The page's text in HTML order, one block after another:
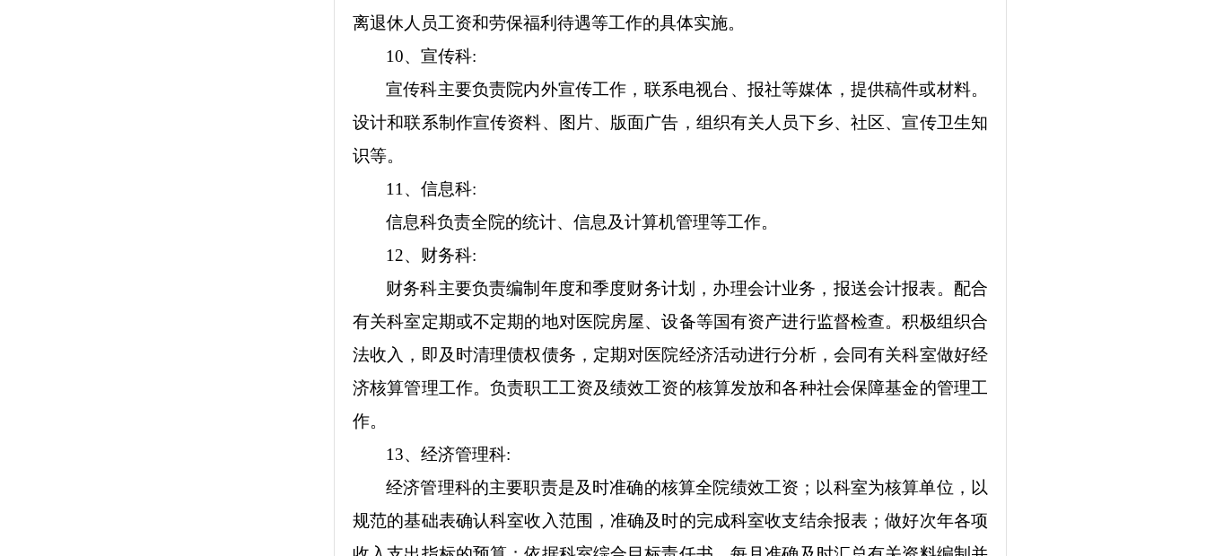
离退休人员工资和劳保福利待遇等工作的具体实施。
10、宣传科:
宣传科主要负责院内外宣传工作，联系电视台、报社等媒体，提供稿件或材料。
设计和联系制作宣传资料、图片、版面广告，组织有关人员下乡、社区、宣传卫生知
识等。
11 、信息科:
信息科负责全院的统计、信息及计算机管理等工作。
12、财务科:
财务科主要负责编制年度和季度财务计划，办理会计业务，报送会计报表。配合
有关科室定期或不定期的地对医院房屋、设备等国有资产进行监督检查。积极组织合
法收入，即及时清理债权债务，定期对医院经济活动进行分析，会同有关科室做好经
济核算管理工作。负责职工工资及绩效工资的核算发放和各种社会保障基金的管理工
作。
13、经济管理科:
经济管理科的主要职责是及时准确的核算全院绩效工资；以科室为核算单位，以
规范的基础表确认科室收入范围，准确及时的完成科室收支结余报表；做好次年各项